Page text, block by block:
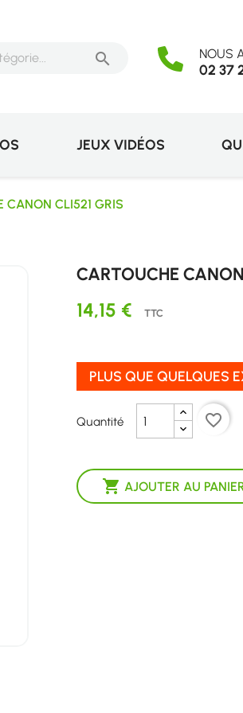
 NOUS
02 37
JEUX VIDÉOS
CANON CLI521 GRIS
CARTOUCHE
14,15 € TTC
PLUS QUE QUELQUES
Quantité
 AJOUTER AU
favorite_border